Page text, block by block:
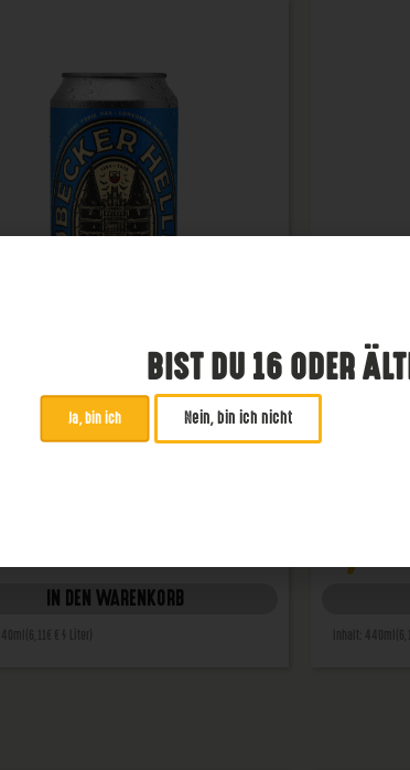
Lübecker Helles
IN DEN WARENKORB
BIST DU 16 ODER
Ja, bin ich Nein, bin ich nicht